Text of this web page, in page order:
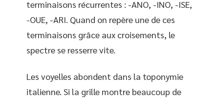
terminaisons récurrentes : -ANO, -INO, -ISE,
-OUE, -ARI. Quand on repère une de ces
terminaisons grâce aux croisements, le
spectre se resserre vite.
Les voyelles abondent dans la toponymie
italienne. Si la grille montre beaucoup de